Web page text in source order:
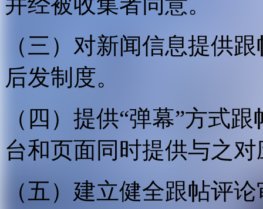
（三）对新闻信息提供
后发制度。
（四）提供“弹幕”方式
台和页面同时提供与之
（五）建立健全跟帖评